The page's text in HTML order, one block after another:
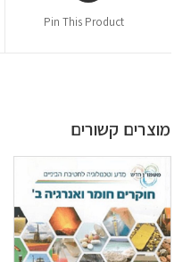
Pin This Product
מוצרים קשורים